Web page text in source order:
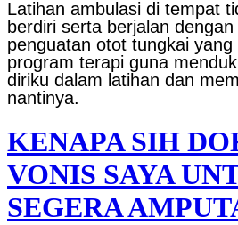
Latihan ambulasi di tempat
berdiri serta berjalan
penguatan otot tungkai
program terapi guna
diriku dalam latihan dan
nantinya.
KENAPA SIH
VONIS SAYA
SEGERA